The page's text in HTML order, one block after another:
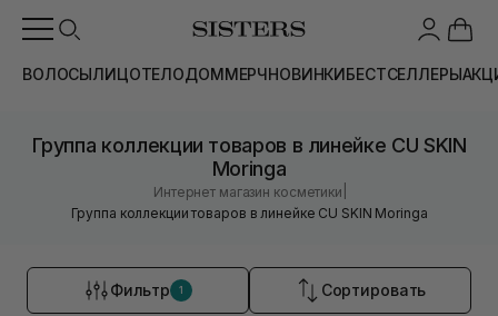
ВОЛОСЫЛИЦОТЕЛОДОММЕРЧНОВИНКИБЕСТСЕЛЛЕРЫ
Группа коллекции товаров в линейке CU SKIN
Moringa
Интернет магазин косметики
Группа коллекции товаров в линейке CU SKIN Moringa
Фильтр 1 Сортировать